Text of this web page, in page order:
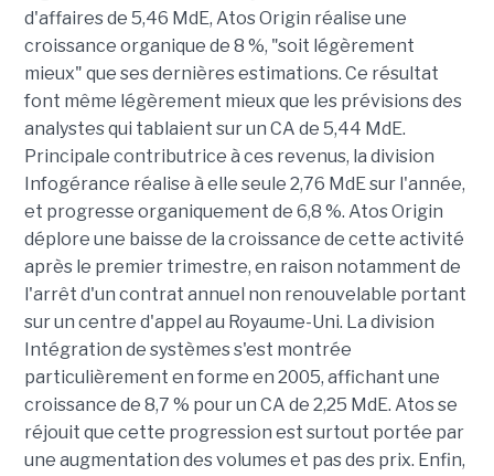
d'affaires de 5,46 MdE, Atos Origin réalise une
croissance organique de 8 %, "soit légèrement
mieux" que ses dernières estimations. Ce résultat
font même légèrement mieux que les prévisions des
analystes qui tablaient sur un CA de 5,44 MdE.
Principale contributrice à ces revenus, la division
Infogérance réalise à elle seule 2,76 MdE sur l'année,
et progresse organiquement de 6,8 %. Atos Origin
déplore une baisse de la croissance de cette activité
après le premier trimestre, en raison notamment de
l'arrêt d'un contrat annuel non renouvelable portant
sur un centre d'appel au Royaume-Uni. La division
Intégration de systèmes s'est montrée
particulièrement en forme en 2005, affichant une
croissance de 8,7 % pour un CA de 2,25 MdE. Atos se
réjouit que cette progression est surtout portée par
une augmentation des volumes et pas des prix. Enfin,